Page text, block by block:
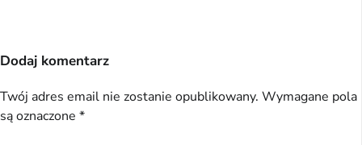
Dodaj komentarz
Twój adres email nie zostanie opublikowany. Wymagane pola
są oznaczone *